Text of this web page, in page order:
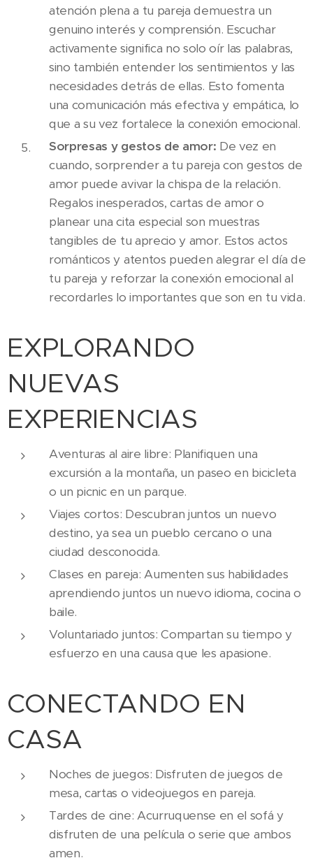
atención plena a tu pareja demuestra un
genuino interés y comprensión. Escuchar
activamente significa no solo oír las palabras,
sino también entender los sentimientos y las
necesidades detrás de ellas. Esto fomenta
una comunicación más efectiva y empática, lo
que a su vez fortalece la conexión emocional.
Sorpresas y gestos de amor: De vez en
cuando, sorprender a tu pareja con gestos de
amor puede avivar la chispa de la relación.
Regalos inesperados, cartas de amor o
planear una cita especial son muestras
tangibles de tu aprecio y amor. Estos actos
románticos y atentos pueden alegrar el día de
tu pareja y reforzar la conexión emocional al
recordarles lo importantes que son en tu vida.
EXPLORANDO
NUEVAS
EXPERIENCIAS
Aventuras al aire libre: Planifiquen una
excursión a la montaña, un paseo en bicicleta
o un picnic en un parque.
Viajes cortos: Descubran juntos un nuevo
destino, ya sea un pueblo cercano o una
ciudad desconocida.
Clases en pareja: Aumenten sus habilidades
aprendiendo juntos un nuevo idioma, cocina o
baile.
Voluntariado juntos: Compartan su tiempo y
esfuerzo en una causa que les apasione.
CONECTANDO EN
CASA
Noches de juegos: Disfruten de juegos de
mesa, cartas o videojuegos en pareja.
Tardes de cine: Acurruquense en el sofá y
disfruten de una película o serie que ambos
amen.